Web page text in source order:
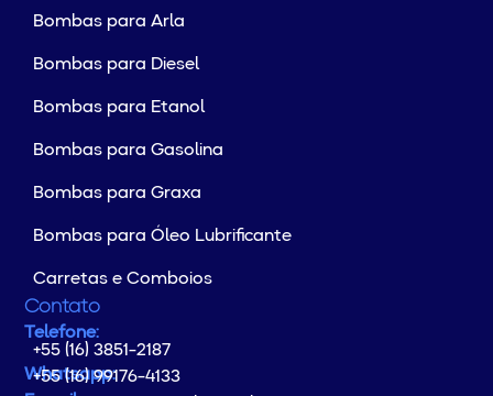
Bombas para Arla
Bombas para Diesel
Bombas para Etanol
Bombas para Gasolina
Bombas para Graxa
Bombas para Óleo Lubrificante
Carretas e Comboios
Contato
Telefone:
+55 (16) 3851-2187
Whatsapp:
+55 (16) 99176-4133